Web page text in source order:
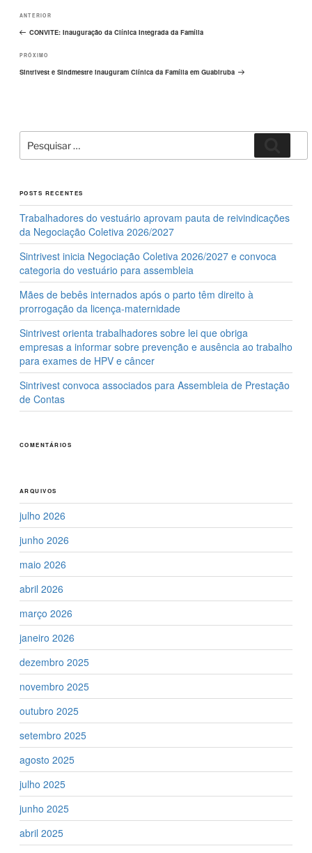
o
k
de
Post
Post
anterior
ANTERIOR
CONVITE: Inauguração da Clínica Integrada da Família
Próximo
post
PRÓXIMO
Sintrivest e Sindmestre inauguram Clínica da Família em Guabiruba
Pesquisar
por:
POSTS RECENTES
Trabalhadores do vestuário aprovam pauta de reivindicações
da Negociação Coletiva 2026/2027
Sintrivest inicia Negociação Coletiva 2026/2027 e convoca
categoria do vestuário para assembleia
Mães de bebês internados após o parto têm direito à
prorrogação da licença-maternidade
Sintrivest orienta trabalhadores sobre lei que obriga
empresas a informar sobre prevenção e ausência ao trabalho
para exames de HPV e câncer
Sintrivest convoca associados para Assembleia de Prestação
de Contas
COMENTÁRIOS
ARQUIVOS
julho 2026
junho 2026
maio 2026
abril 2026
março 2026
janeiro 2026
dezembro 2025
novembro 2025
outubro 2025
setembro 2025
agosto 2025
julho 2025
junho 2025
abril 2025